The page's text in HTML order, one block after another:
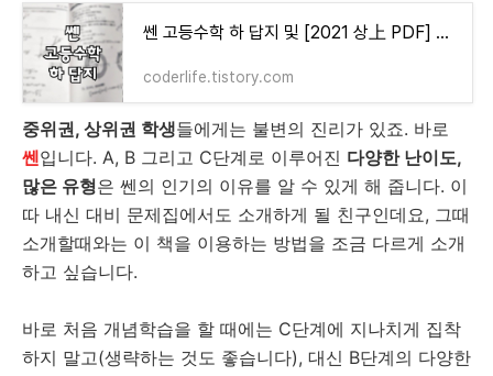
쎈 고등수학 하 답지 및 [2021 상上 PDF] 빠른 다운로드
coderlife.tistory.com
중위권, 상위권 학생들에게는 불변의 진리가 있죠. 바로
쎈입니다. A, B 그리고 C단계로 이루어진 다양한 난이도,
많은 유형은 쎈의 인기의 이유를 알 수 있게 해 줍니다. 이
따 내신 대비 문제집에서도 소개하게 될 친구인데요, 그때
소개할때와는 이 책을 이용하는 방법을 조금 다르게 소개
하고 싶습니다.
바로 처음 개념학습을 할 때에는 C단계에 지나치게 집착
하지 말고(생략하는 것도 좋습니다), 대신 B단계의 다양한